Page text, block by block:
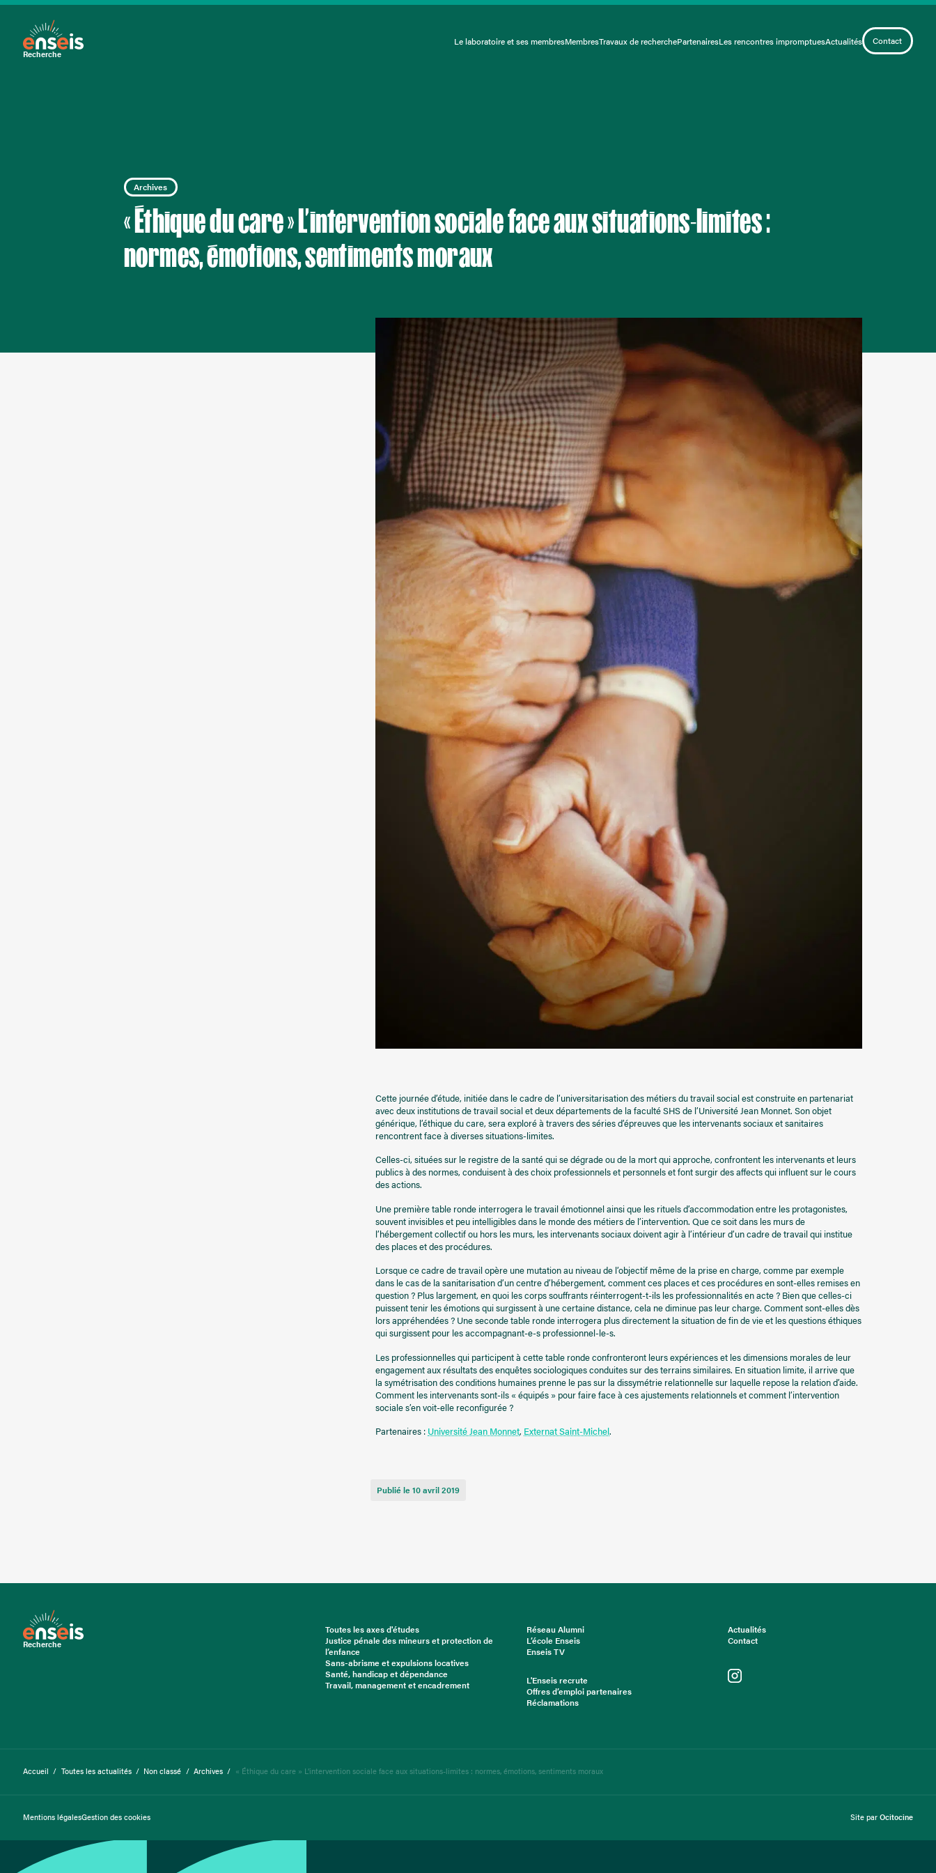
Recherche
Le laboratoire et ses membresMembresTravaux de recherchePartenairesLes rencontres impromptuesActualités Contact
Archives
« Éthique du care » L’intervention sociale face aux situations-limites :
normes, émotions, sentiments moraux
Cette journée d’étude, initiée dans le cadre de l’universitarisation des métiers du travail social est construite en partenariat
avec deux institutions de travail social et deux départements de la faculté SHS de l’Université Jean Monnet. Son objet
générique, l’éthique du care, sera exploré à travers des séries d’épreuves que les intervenants sociaux et sanitaires
rencontrent face à diverses situations-limites.
Celles-ci, situées sur le registre de la santé qui se dégrade ou de la mort qui approche, confrontent les intervenants et leurs
publics à des normes, conduisent à des choix professionnels et personnels et font surgir des affects qui influent sur le cours
des actions.
Une première table ronde interrogera le travail émotionnel ainsi que les rituels d’accommodation entre les protagonistes,
souvent invisibles et peu intelligibles dans le monde des métiers de l’intervention. Que ce soit dans les murs de
l’hébergement collectif ou hors les murs, les intervenants sociaux doivent agir à l’intérieur d’un cadre de travail qui institue
des places et des procédures.
Lorsque ce cadre de travail opère une mutation au niveau de l’objectif même de la prise en charge, comme par exemple
dans le cas de la sanitarisation d’un centre d’hébergement, comment ces places et ces procédures en sont-elles remises en
question ? Plus largement, en quoi les corps souffrants réinterrogent-t-ils les professionnalités en acte ? Bien que celles-ci
puissent tenir les émotions qui surgissent à une certaine distance, cela ne diminue pas leur charge. Comment sont-elles dès
lors appréhendées ? Une seconde table ronde interrogera plus directement la situation de fin de vie et les questions éthiques
qui surgissent pour les accompagnant-e-s professionnel-le-s.
Les professionnelles qui participent à cette table ronde confronteront leurs expériences et les dimensions morales de leur
engagement aux résultats des enquêtes sociologiques conduites sur des terrains similaires. En situation limite, il arrive que
la symétrisation des conditions humaines prenne le pas sur la dissymétrie relationnelle sur laquelle repose la relation d’aide.
Comment les intervenants sont-ils « équipés » pour faire face à ces ajustements relationnels et comment l’intervention
sociale s’en voit-elle reconfigurée ?
Partenaires : Université Jean Monnet, Externat Saint-Michel.
Publié le 10 avril 2019
Recherche
Toutes les axes d'études
Justice pénale des mineurs et protection de
l’enfance
Sans-abrisme et expulsions locatives
Santé, handicap et dépendance
Travail, management et encadrement
Réseau Alumni
L’école Enseis
Enseis TV
L'Enseis recrute
Offres d’emploi partenaires
Réclamations
Actualités
Contact
Accueil / Toutes les actualités / Non classé / Archives / « Éthique du care » L’intervention sociale face aux situations-limites : normes, émotions, sentiments moraux
Mentions légalesGestion des cookies Site par Ocitocine